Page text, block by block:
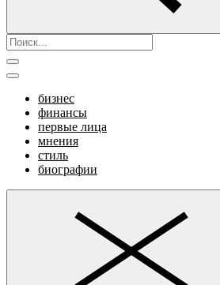
бизнес
финансы
первые лица
мнения
стиль
биографии